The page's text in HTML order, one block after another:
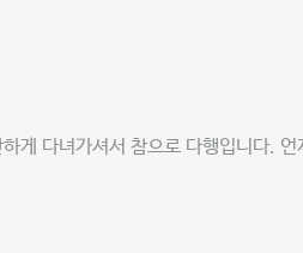
게 다녀가셔서 참으로 다행입니다. 언